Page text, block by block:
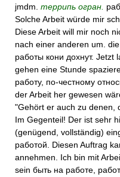
jmdm. террипь огран.
Solche Arbeit würde mir
Diese Arbeit will mir noch
nach einer anderen um.
работы кони дохнут. Jetzt
gehen eine Stunde
работу, по-честному
der Arbeit her gewesen
"Gehört er auch zu denen,
Im Gegenteil! Der ist sehr
(genügend, vollständig)
работой. Diesen Auftrag
annehmen. Ich bin mit
sein быть на работе,